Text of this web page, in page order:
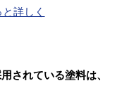
詳しく
されている塗料は、